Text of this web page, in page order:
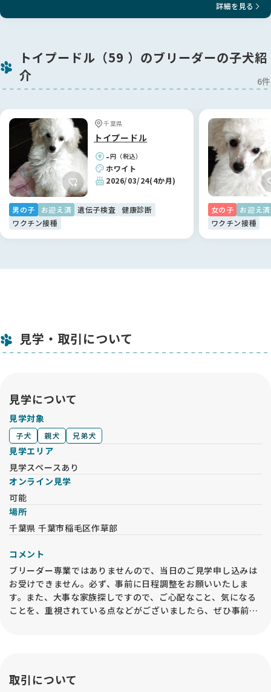
詳細を見る
トイプードル（59 ）のブリーダーの子犬紹
介
6件
千葉県
トイプードル
-円（税込）
ホワイト
2026/03/24(4か月)
男の子 お迎え済 遺伝子検査
健康診断
ワクチン接種
女の子
お迎え済
ワクチン接種
見学・取引について
見学について
見学対象
子犬 親犬 兄弟犬
見学エリア
見学スペースあり
オンライン見学
可能
場所
千葉県 千葉市稲毛区作草部
コメント
ブリーダー専業ではありませんので、当日のご見学申し込みは
お受けできません。必ず、事前に日程調整をお願いいたしま
す。また、大事な家族探しですので、ご心配なこと、気になる
ことを、重視されている点などがございましたら、ぜひ事前に
っかりご検討ください。但し、ショップさま感覚でのご見学
取引について